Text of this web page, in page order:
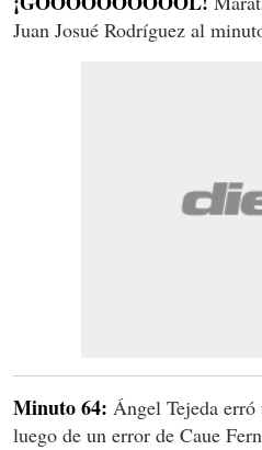
Juan Josué Rodríguez al
Minuto 64: Ángel Tejeda
luego de un error de Caue